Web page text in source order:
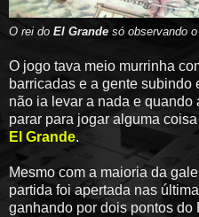
O rei do El Grande só observando o
O jogo tava meio murrinha
barricadas e a gente
não ia levar a nada e
parar para jogar alguma
El Grande.
Mesmo com a maioria da
partida foi apertada nas
ganhando por dois pontos do